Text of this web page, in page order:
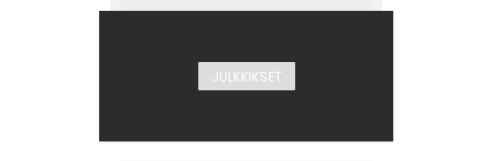
JULKKIKSET